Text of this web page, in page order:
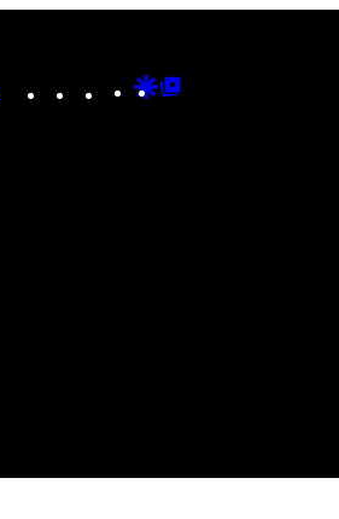
Instagram
TikTokYouTube
Google